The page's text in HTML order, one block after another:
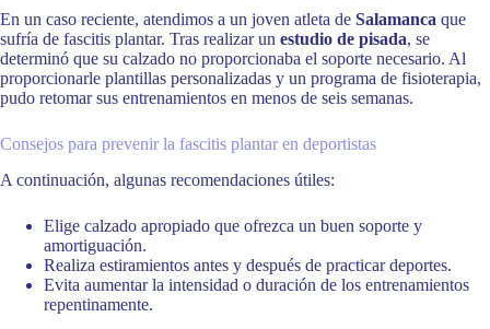
En un caso reciente, atendimos a un joven atleta de Salamanca que
sufría de fascitis plantar. Tras realizar un estudio de pisada, se
determinó que su calzado no proporcionaba el soporte necesario. Al
proporcionarle plantillas personalizadas y un programa de fisioterapia,
pudo retomar sus entrenamientos en menos de seis semanas.
Consejos para prevenir la fascitis plantar en deportistas
A continuación, algunas recomendaciones útiles:
Elige calzado apropiado que ofrezca un buen soporte y
amortiguación.
Realiza estiramientos antes y después de practicar deportes.
Evita aumentar la intensidad o duración de los entrenamientos
repentinamente.